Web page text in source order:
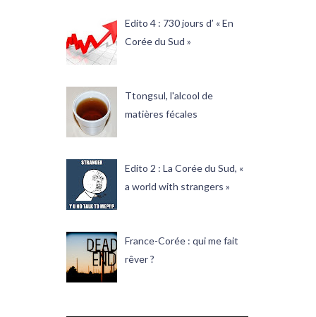
Edito 4 : 730 jours d’ « En
Corée du Sud »
Ttongsul, l'alcool de
matières fécales
Edito 2 : La Corée du Sud, «
a world with strangers »
France-Corée : qui me fait
rêver ?